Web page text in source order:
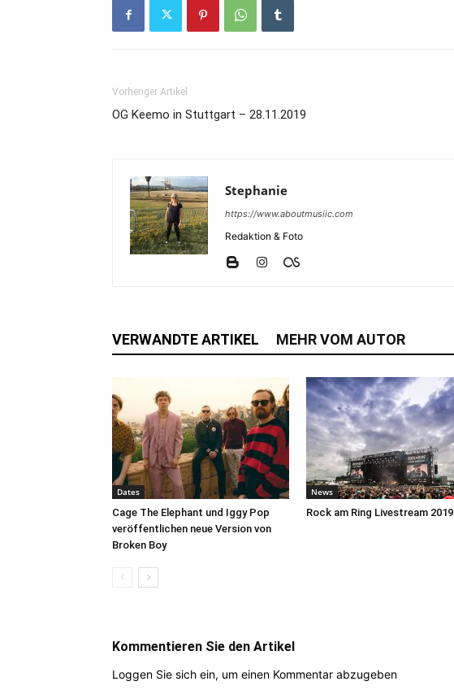
Vorheriger Artikel
OG Keemo in Stuttgart – 28.11.2019
Stephanie
https://www.aboutmusiic.com
Redaktion & Foto
VERWANDTE ARTIKEL MEHR VOM AUTOR
Dates
Cage The Elephant und Iggy Pop
veröffentlichen neue Version von
Broken Boy
News
Rock am Ring Livestream 2019
Kommentieren Sie den Artikel
Loggen Sie sich ein, um einen Kommentar abzugeben